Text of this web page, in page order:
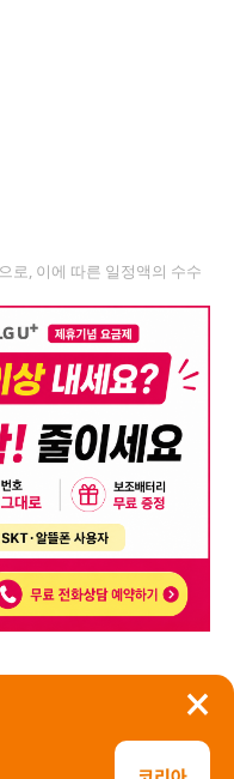
×
로, 이에 따른 일정액의 수수